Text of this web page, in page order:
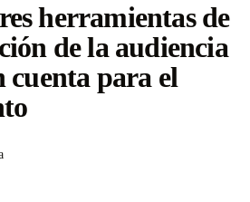
herramientas de
de la audiencia
cuenta para el